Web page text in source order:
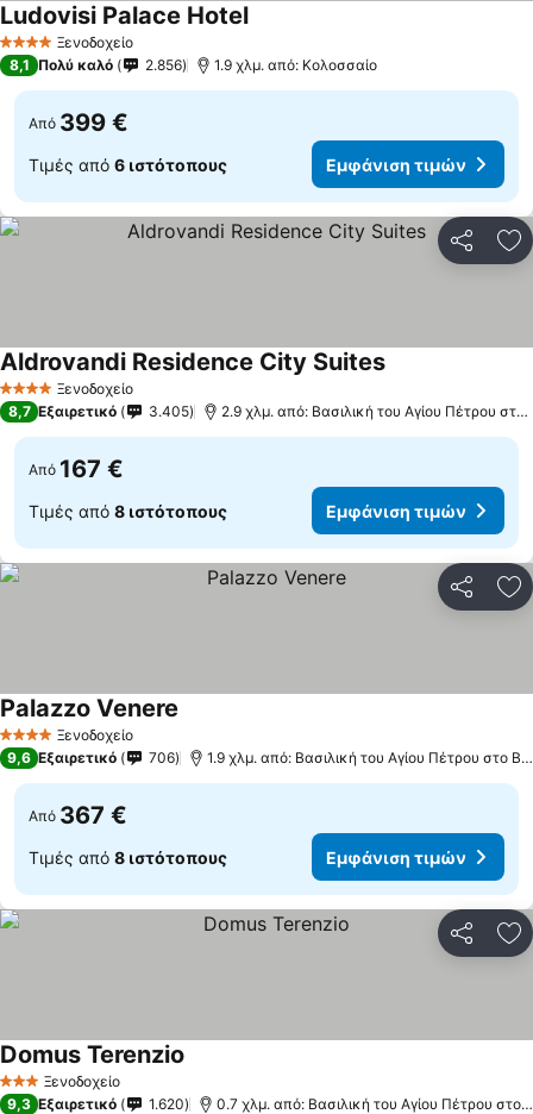
4 ΑστέριαΞενοδοχείο
Ludovisi Palace HotelΕμφάνιση τιμών
8,1 Πολύ καλό 2.856 1.9 χλμ. από: Κολοσσαίο
Από 399 €
Τιμές από 6 ιστότοπους Εμφάνιση τιμών
4 ΑστέριαΞενοδοχείο
Aldrovandi Residence City SuitesΕμφάνιση τιμών
8,7 Εξαιρετικό 3.405 2.9 χλμ. από: Βασιλική του Αγίου Πέτρου στο
Από 167 €
Τιμές από 8 ιστότοπους Εμφάνιση τιμών
4 ΑστέριαΞενοδοχείο
Palazzo Venere
9,6 Εξαιρετικό 706 1.9 χλμ. από: Βασιλική του Αγίου Πέτρου στο
Από 367 €
Τιμές από 8 ιστότοπους Εμφάνιση τιμών
3 ΑστέριαΞενοδοχείο
Domus Terenzio
9,3 Εξαιρετικό 1.620 0.7 χλμ. από: Βασιλική του Αγίου Πέτρου στο